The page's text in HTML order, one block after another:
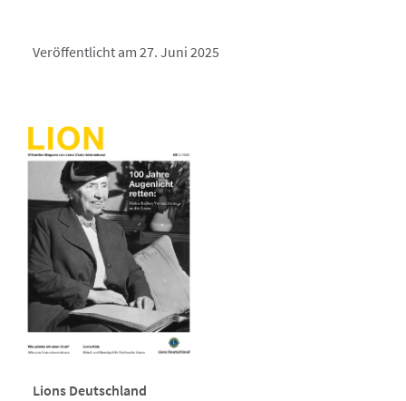
Veröffentlicht am 27. Juni 2025
Lions Deutschland